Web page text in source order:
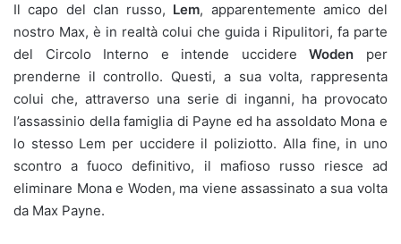
Il capo del clan russo, Lem, apparentemente amico del
nostro Max, è in realtà colui che guida i Ripulitori, fa parte
del Circolo Interno e intende uccidereWoden per
prenderne il controllo. Questi, a sua volta, rappresenta
colui che, attraverso una serie di inganni, ha provocato
l’assassinio della famiglia di Payne ed ha assoldato Mona e
lo stesso Lem per uccidere il poliziotto. Alla fine, in uno
scontro a fuoco definitivo, il mafioso russo riesce ad
eliminare Mona e Woden, ma viene assassinato a sua volta
da Max Payne.